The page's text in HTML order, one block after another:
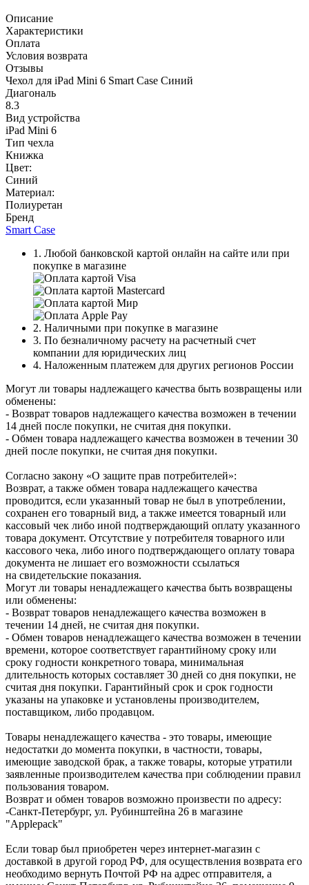
Описание
Характеристики
Оплата
Условия возврата
Отзывы
Чехол для iPad Mini 6 Smart Case Синий
Диагональ
8.3
Вид устройства
iPad Mini 6
Тип чехла
Книжка
Цвет:
Синий
Материал:
Полиуретан
Бренд
Smart Case
1. Любой банковской картой онлайн на сайте или при
покупке в магазине
2. Наличными при покупке в магазине
3. По безналичному расчету на расчетный счет
компании для юридических лиц
4. Наложенным платежем для других регионов России
Могут ли товары надлежащего качества быть возвращены или
обменены:
- Возврат товаров надлежащего качества возможен в течении
14 дней после покупки, не считая дня покупки.
- Обмен товара надлежащего качества возможен в течении 30
дней после покупки, не считая дня покупки.
Согласно закону «О защите прав потребителей»:
Возврат, а также обмен товара надлежащего качества
проводится, если указанный товар не был в употреблении,
сохранен его товарный вид, а также имеется товарный или
кассовый чек либо иной подтверждающий оплату указанного
товара документ. Отсутствие у потребителя товарного или
кассового чека, либо иного подтверждающего оплату товара
документа не лишает его возможности ссылаться
на свидетельские показания.
Могут ли товары ненадлежащего качества быть возвращены
или обменены:
- Возврат товаров ненадлежащего качества возможен в
течении 14 дней, не считая дня покупки.
- Обмен товаров ненадлежащего качества возможен в течении
времени, которое соответствует гарантийному сроку или
сроку годности конкретного товара, минимальная
длительность которых составляет 30 дней со дня покупки, не
считая дня покупки. Гарантийный срок и срок годности
указаны на упаковке и установлены производителем,
поставщиком, либо продавцом.
Товары ненадлежащего качества - это товары, имеющие
недостатки до момента покупки, в частности, товары,
имеющие заводской брак, а также товары, которые утратили
заявленные производителем качества при соблюдении правил
пользования товаром.
Возврат и обмен товаров возможно произвести по адресу:
-Санкт-Петербург, ул. Рубинштейна 26 в магазине
"Applepack"
Если товар был приобретен через интернет-магазин с
доставкой в другой город РФ, для осуществления возврата его
необходимо вернуть Почтой РФ на адрес отправителя, а